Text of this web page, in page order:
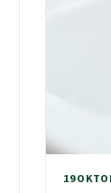
19